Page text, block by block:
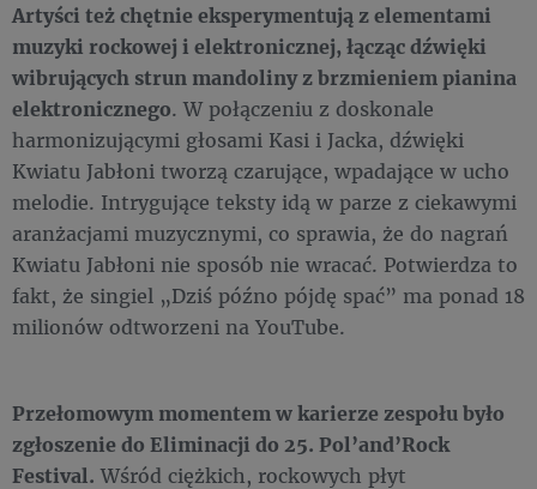
Artyści też chętnie eksperymentują z elementami
muzyki rockowej i elektronicznej, łącząc dźwięki
wibrujących strun mandoliny z brzmieniem pianina
elektronicznego. W połączeniu z doskonale
harmonizującymi głosami Kasi i Jacka, dźwięki
Kwiatu Jabłoni tworzą czarujące, wpadające w ucho
melodie. Intrygujące teksty idą w parze z ciekawymi
aranżacjami muzycznymi, co sprawia, że do nagrań
Kwiatu Jabłoni nie sposób nie wracać. Potwierdza to
fakt, że singiel „Dziś późno pójdę spać” ma ponad 18
milionów odtworzeni na YouTube.
Przełomowym momentem w karierze zespołu było
zgłoszenie do Eliminacji do 25. Pol’and’Rock
Festival. Wśród ciężkich, rockowych płyt